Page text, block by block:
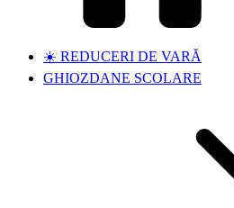
☀️ REDUCERI DE VARĂ
GHIOZDANE SCOLARE